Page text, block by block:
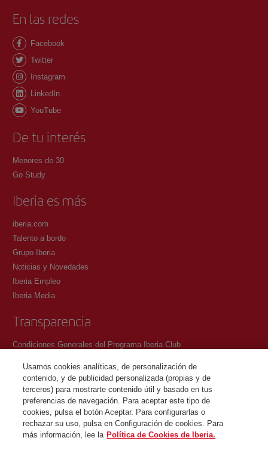
En las redes
Facebook
Twitter
Instagram
LinkedIn
YouTube
De tu interés
Menores de 30
Go Study
Iberia es más
iberia.com
Talento a bordo
Grupo Iberia
Noticias y Novedades
Iberia Empleo
Iberia Media
Transparencia
Condiciones Generales del Programa Iberia Club
Política de protección de datos personales
Gestión y Política de cookies
Contacto
©Iberia Joven 2026. Todos los derechos reservados.
Usamos cookies analíticas, de personalización de
contenido, y de publicidad personalizada (propias y de
terceros) para mostrarte contenido útil y basado en tus
preferencias de navegación. Para aceptar este tipo de
cookies, pulsa el botón Aceptar. Para configurarlas o
rechazar su uso, pulsa en Configuración de cookies. Para
más información, lee la Política de Cookies de Iberia.